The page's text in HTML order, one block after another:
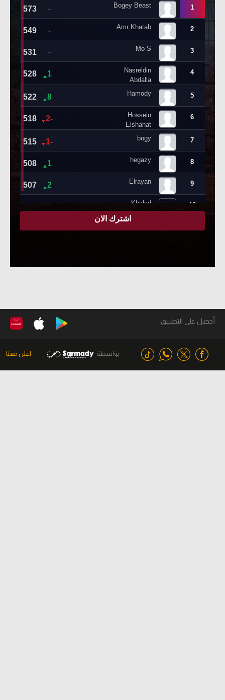
أحصل على التطبيق
بواسطة اعلن معنا